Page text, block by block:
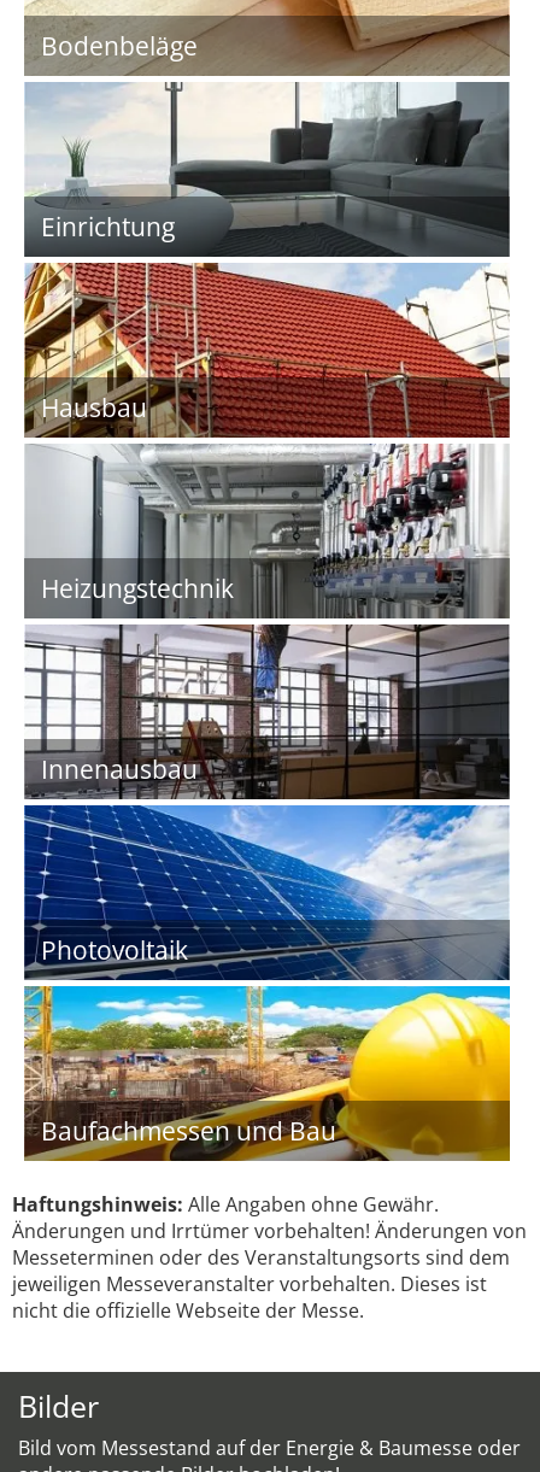
Bodenbeläge
Einrichtung
Hausbau
Heizungstechnik
Innenausbau
Photovoltaik
Baufachmessen und Bau
Haftungshinweis: Alle Angaben ohne Gewähr.
Änderungen und Irrtümer vorbehalten! Änderungen von
Messeterminen oder des Veranstaltungsorts sind dem
jeweiligen Messeveranstalter vorbehalten. Dieses ist
nicht die offizielle Webseite der Messe.
Bilder
Bild vom Messestand auf der Energie & Baumesse oder